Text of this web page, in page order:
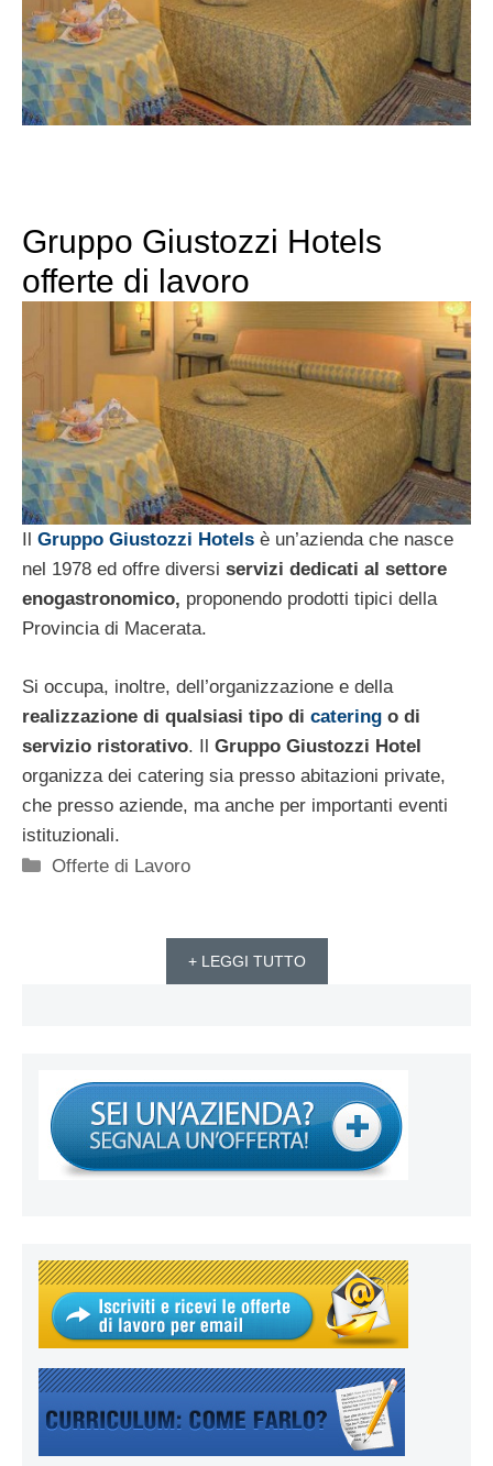
Gruppo Giustozzi Hotels
offerte di lavoro
Gruppo Giustozzi Hotels è un’azienda che nasce
nel 1978 ed offre diversi servizi dedicati al settore
enogastronomico, proponendo prodotti tipici della
Provincia di Macerata.
Si occupa, inoltre, dell’organizzazione e della
realizzazione di qualsiasi tipo di catering o di
servizio ristorativo. Il Gruppo Giustozzi Hotel
organizza dei catering sia presso abitazioni private,
che presso aziende, ma anche per importanti eventi
istituzionali.
Categorie
Offerte di Lavoro
+ LEGGI TUTTO